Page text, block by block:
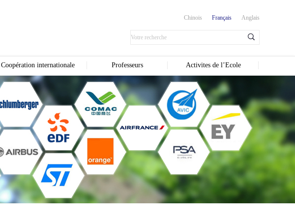
Anglais
Français
Chinois
Coopération internationale Professeurs Activites de l’Ecole